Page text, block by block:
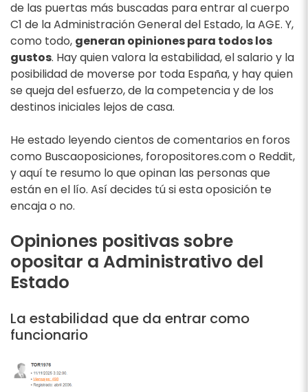
de las puertas más buscadas para entrar al cuerpo
C1 de la Administración General del Estado, la AGE. Y,
como todo, generan opiniones para todos los
gustos. Hay quien valora la estabilidad, el salario y la
posibilidad de moverse por toda España, y hay quien
se queja del esfuerzo, de la competencia y de los
destinos iniciales lejos de casa.
He estado leyendo cientos de comentarios en foros
como Buscaoposiciones, foropositores.com o Reddit,
y aquí te resumo lo que opinan las personas que
están en el lío. Así decides tú si esta oposición te
encaja o no.
Opiniones positivas sobre
opositar a Administrativo del
Estado
La estabilidad que da entrar como
funcionario